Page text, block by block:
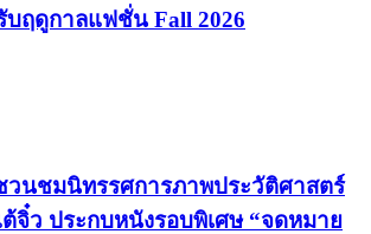
ฤดูกาลแฟชั่น Fall 2026
นชมนิทรรศการภาพประวัติศาสตร์
จิ๋ว ประกบหนังรอบพิเศษ “จดหมาย